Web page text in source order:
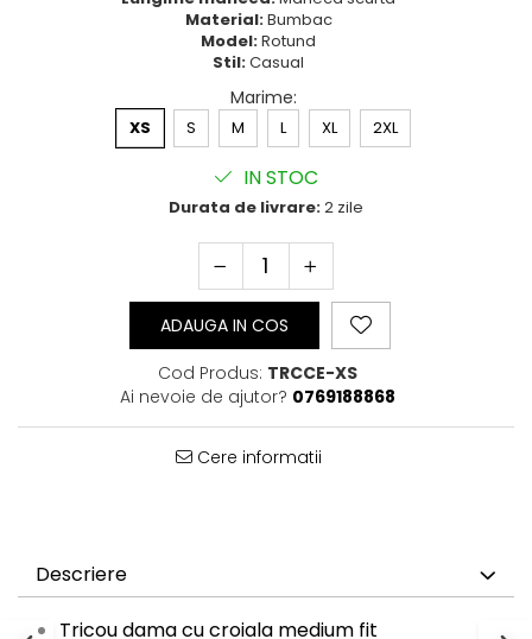
Bluze Primavara
Material:Bumbac
Model:Rotund
Stil:Casual
Marime:
XS S M L XL 2XL
IN STOC
Durata de livrare:2 zile
ADAUGA IN COS
Cod Produs: TRCCE-XS
Ai nevoie de ajutor? 0769188868
Cere informatii
Descriere
Tricou dama cu croiala medium fit